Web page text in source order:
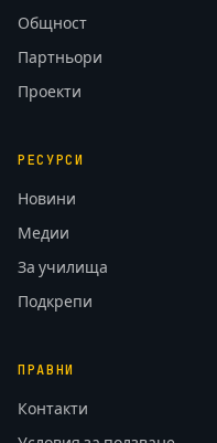
Общност
Партньори
Проекти
РЕСУРСИ
Новини
Медии
За училища
Подкрепи
ПРАВНИ
Контакти